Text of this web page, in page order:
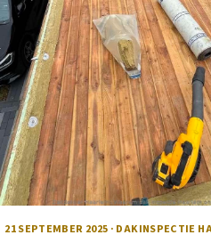
21 SEPTEMBER 2025 · DAKINSPECTIE